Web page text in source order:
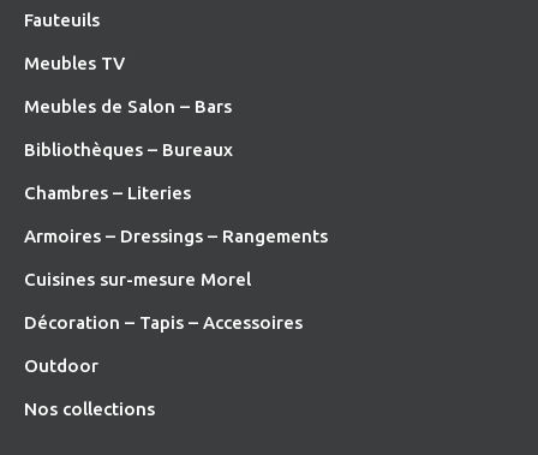
Fauteuils
Meubles TV
Meubles de Salon – Bars
Bibliothèques – Bureaux
Chambres – Literies
Armoires – Dressings – Rangements
Cuisines sur-mesure Morel
Décoration – Tapis – Accessoires
Outdoor
Nos collections